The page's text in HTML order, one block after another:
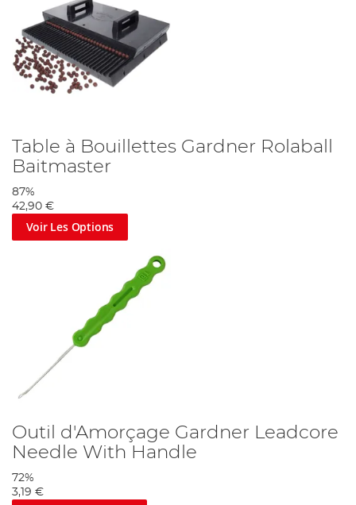
Table à Bouillettes Gardner Rolaball
Baitmaster
87%
42,90 €
Voir Les Options
Outil d'Amorçage Gardner Leadcore
Needle With Handle
72%
3,19 €